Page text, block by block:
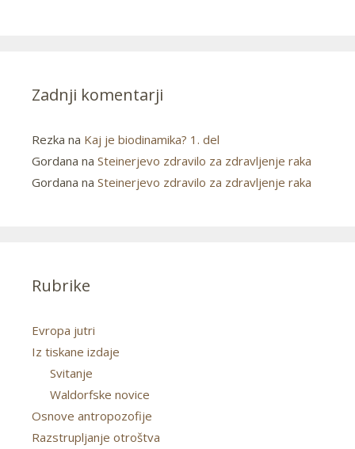
Zadnji komentarji
Rezka na Kaj je biodinamika? 1. del
Gordana na Steinerjevo zdravilo za zdravljenje raka
Gordana na Steinerjevo zdravilo za zdravljenje raka
Rubrike
Evropa jutri
Iz tiskane izdaje
Svitanje
Waldorfske novice
Osnove antropozofije
Razstrupljanje otroštva